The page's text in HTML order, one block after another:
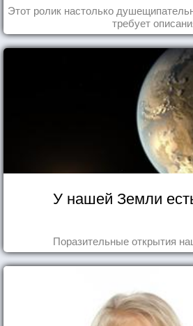
Этот ролик настолько
требует
У нашей Земли
Поразительные открытия